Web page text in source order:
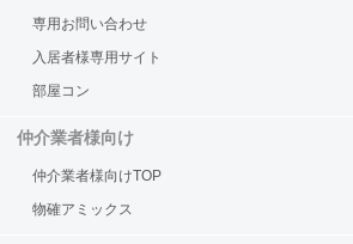
専用お問い合わせ
入居者様専用サイト
部屋コン
仲介業者様向け
仲介業者様向けTOP
物確アミックス